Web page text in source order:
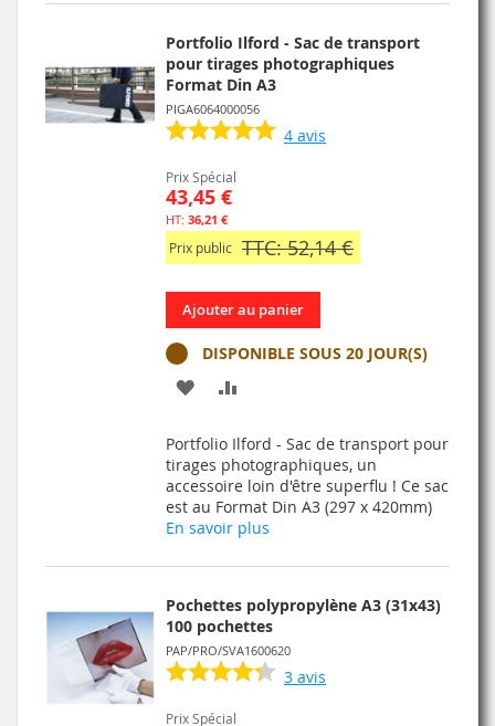
Portfolio Ilford - Sac de transport
pour tirages photographiques
Format Din A3
PIGA6064000056
4 avis
Prix Spécial
43,45 €
36,21 €
Prix public TTC: 52,14 €
Ajouter au panier
DISPONIBLE SOUS 20 JOUR(S)
AJOUTER
MA
LISTE
D’ENVIE
COMPARATEUR
Portfolio Ilford - Sac de transport pour
tirages photographiques, un
accessoire loin d'être superflu ! Ce sac
est au Format Din A3 (297 x 420mm)
En savoir plus
Pochettes polypropylène A3 (31x43)
100 pochettes
PAP/PRO/SVA1600620
3 avis
Prix Spécial